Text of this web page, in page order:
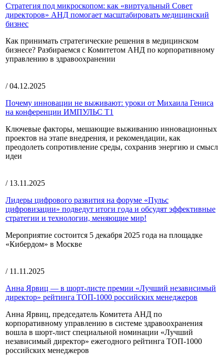
Стратегия под микроскопом: как «виртуальный Совет
директоров» АНД помогает масштабировать медицинский
бизнес
Как принимать стратегические решения в медицинском
бизнесе? Разбираемся с Комитетом АНД по корпоративному
управлению в здравоохранении
/ 04.12.2025
Почему инновации не выживают: уроки от Михаила Гениса
на конференции ИМПУЛЬС Т1
Ключевые факторы, мешающие выживанию инновационных
проектов на этапе внедрения, и рекомендации, как
преодолеть сопротивление среды, сохранив энергию и смысл
идеи
/ 13.11.2025
Лидеры цифрового развития на форуме «Пульс
цифровизации» подведут итоги года и обсудят эффективные
стратегии и технологии, меняющие мир!
Мероприятие состоится 5 декабря 2025 года на площадке
«Кибердом» в Москве
/ 11.11.2025
Анна Ярвиц — в шорт-листе премии «Лучший независимый
директор» рейтинга ТОП‑1000 российских менеджеров
Анна Ярвиц, председатель Комитета АНД по
корпоративному управлению в системе здравоохранения
вошла в шорт-лист специальной номинации «Лучший
независимый директор» ежегодного рейтинга ТОП‑1000
российских менеджеров